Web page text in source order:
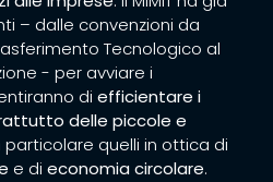
– dalle convenzioni da
Tecnologico al
- per avviare i
di efficientare i
delle piccole e
particolare quelli in ottica di
e di economia circolare.